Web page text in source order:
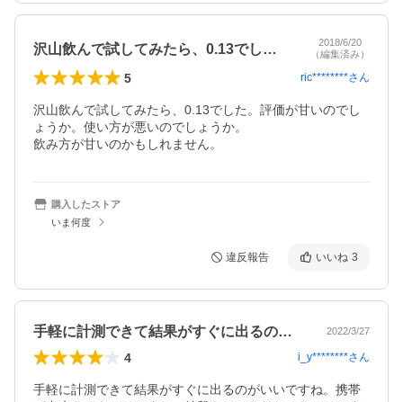
沢山飲んで試してみたら、0.13でした…
2018/6/20
（編集済み）
5 ric********さん
沢山飲んで試してみたら、0.13でした。評価が甘いのでし
ょうか。使い方が悪いのでしょうか。
飲み方が甘いのかもしれません。
購入したストア
いま何度
違反報告 いいね 3
手軽に計測できて結果がすぐに出るのがい… 2022/3/27
4 i_y********さん
手軽に計測できて結果がすぐに出るのがいいですね。携帯